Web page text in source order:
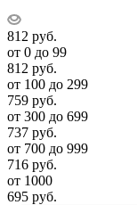
812 руб.
от 0 до 99
812 руб.
от 100 до 299
759 руб.
от 300 до 699
737 руб.
от 700 до 999
716 руб.
от 1000
695 руб.